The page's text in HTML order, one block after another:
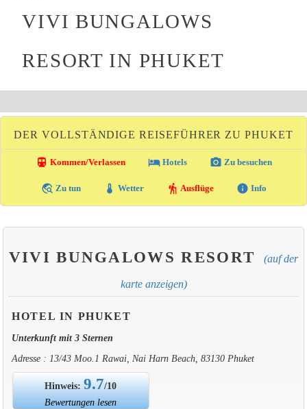
VIVI BUNGALOWS
RESORT IN PHUKET
DER VOLLSTÄNDIGE REISEFÜHRER ZU PHUKET
directions_transit Kommen/Verlassen local_hotelHotels photo_camera Zu besuchen
travel_explore Zu tun thermostat Wetter hiking Ausflüge info Info
VIVI BUNGALOWS RESORT (auf der
karte anzeigen)
HOTEL IN PHUKET
Unterkunft mit 3 Sternen
Adresse : 13/43 Moo.1 Rawai, Nai Harn Beach, 83130 Phuket
Hinweis:9.7/10
Bewertungen lesen